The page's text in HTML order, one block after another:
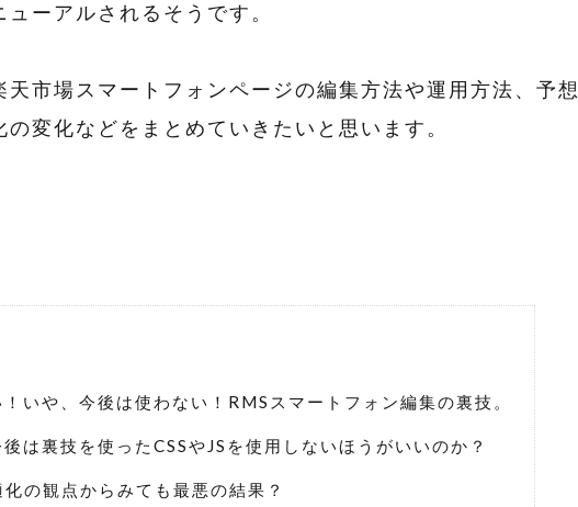
ーアルされるそうです。
天市場スマートフォンページの編集方法や運用方法、予想
の変化などをまとめていきたいと思います。
いや、今後は使わない！RMSスマートフォン編集の裏技。
は裏技を使ったCSSやJSを使用しないほうがいいのか？
化の観点からみても最悪の結果？